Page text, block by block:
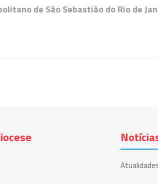
de São Sebastião do Rio de